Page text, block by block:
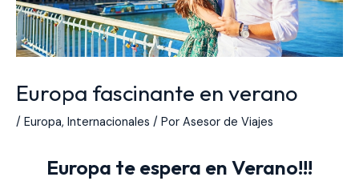
Europa fascinante en verano
/ Europa, Internacionales / Por Asesor de Viajes
Europa te espera en Verano!!!